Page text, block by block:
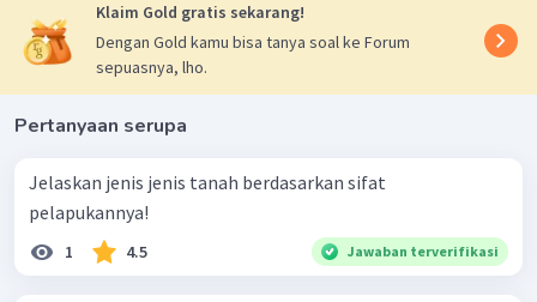
Klaim Gold gratis sekarang!
Dengan Gold kamu bisa tanya soal ke Forum
sepuasnya, lho.
Pertanyaan serupa
Jelaskan jenis jenis tanah berdasarkan sifat
pelapukannya!
1 4.5 Jawaban terverifikasi